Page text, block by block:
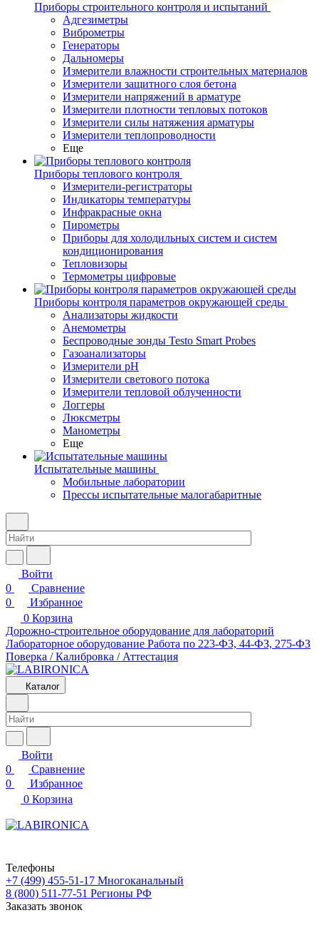
Приборы строительного контроля и испытаний
Адгезиметры
Виброметры
Генераторы
Дальномеры
Измерители влажности строительных материалов
Измерители защитного слоя бетона
Измерители напряжений в арматуре
Измерители плотности тепловых потоков
Измерители силы натяжения арматуры
Измерители теплопроводности
Еще
Приборы теплового контроля
Измерители-регистраторы
Индикаторы температуры
Инфракрасные окна
Пирометры
Приборы для холодильных систем и систем
кондиционирования
Тепловизоры
Термометры цифровые
Приборы контроля параметров окружающей среды
Анализаторы жидкости
Анемометры
Беспроводные зонды Testo Smart Probes
Газоанализаторы
Измерители pH
Измерители светового потока
Измерители тепловой облученности
Логгеры
Люксметры
Манометры
Еще
Испытательные машины
Мобильные лаборатории
Прессы испытательные малогабаритные
Войти
0
Сравнение
0
Избранное
0 Корзина
Дорожно-строительное оборудование для лабораторий
Лабораторное оборудование Работа по 223-ФЗ, 44-ФЗ, 275-ФЗ
Поверка / Калибровка / Аттестация
Каталог
Войти
0
Сравнение
0
Избранное
0 Корзина
Телефоны
+7 (499) 455-51-17 Многоканальный
8 (800) 511-77-51 Регионы РФ
Заказать звонок